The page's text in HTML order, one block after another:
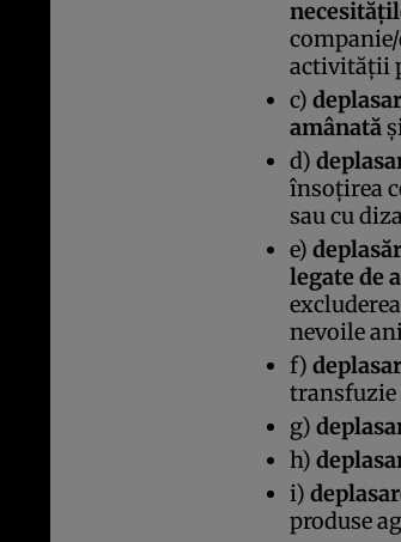
activităţii
c)
amânată
d)
însoţirea
sau cu
e)
legate de
nevoile
f)
transfuzie
g)
h)
i)
produse